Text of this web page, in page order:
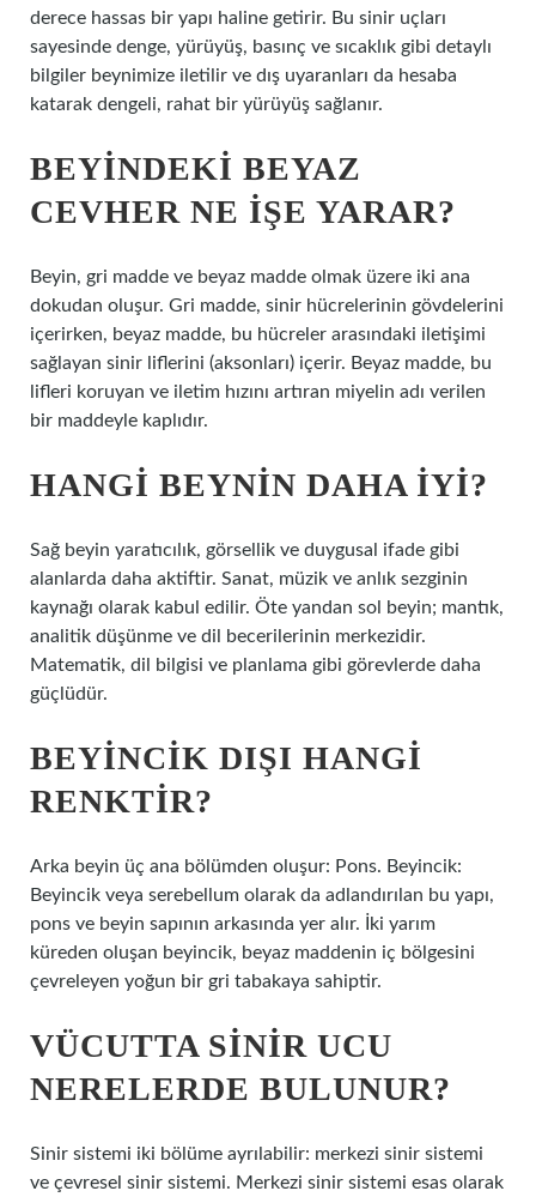
derece hassas bir yapı haline getirir. Bu sinir uçları
sayesinde denge, yürüyüş, basınç ve sıcaklık gibi detaylı
bilgiler beynimize iletilir ve dış uyaranları da hesaba
katarak dengeli, rahat bir yürüyüş sağlanır.
BEYINDEKI BEYAZ
CEVHER NE IŞE YARAR?
Beyin, gri madde ve beyaz madde olmak üzere iki ana
dokudan oluşur. Gri madde, sinir hücrelerinin gövdelerini
içerirken, beyaz madde, bu hücreler arasındaki iletişimi
sağlayan sinir liflerini (aksonları) içerir. Beyaz madde, bu
lifleri koruyan ve iletim hızını artıran miyelin adı verilen
bir maddeyle kaplıdır.
HANGI BEYNIN DAHA IYI?
Sağ beyin yaratıcılık, görsellik ve duygusal ifade gibi
alanlarda daha aktiftir. Sanat, müzik ve anlık sezginin
kaynağı olarak kabul edilir. Öte yandan sol beyin; mantık,
analitik düşünme ve dil becerilerinin merkezidir.
Matematik, dil bilgisi ve planlama gibi görevlerde daha
güçlüdür.
BEYINCIK DIŞI HANGI
RENKTIR?
Arka beyin üç ana bölümden oluşur: Pons. Beyincik:
Beyincik veya serebellum olarak da adlandırılan bu yapı,
pons ve beyin sapının arkasında yer alır. İki yarım
küreden oluşan beyincik, beyaz maddenin iç bölgesini
çevreleyen yoğun bir gri tabakaya sahiptir.
VÜCUTTA SINIR UCU
NERELERDE BULUNUR?
Sinir sistemi iki bölüme ayrılabilir: merkezi sinir sistemi
ve çevresel sinir sistemi. Merkezi sinir sistemi esas olarak